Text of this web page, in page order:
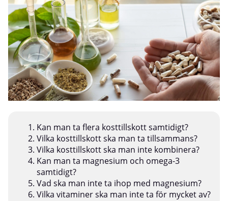
Kan man ta flera kosttillskott samtidigt?
Vilka kosttillskott ska man ta tillsammans?
Vilka kosttillskott ska man inte kombinera?
Kan man ta magnesium och omega-3
samtidigt?
Vad ska man inte ta ihop med magnesium?
Vilka vitaminer ska man inte ta för mycket av?